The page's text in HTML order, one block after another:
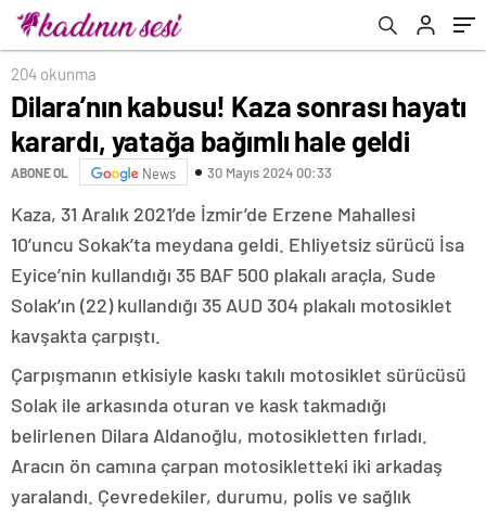
204 okunma
Dilara’nın kabusu! Kaza sonrası hayatı
karardı, yatağa bağımlı hale geldi
ABONE OL News 30 Mayıs 2024 00:33
Kaza, 31 Aralık 2021’de İzmir’de Erzene Mahallesi
10’uncu Sokak’ta meydana geldi. Ehliyetsiz sürücü İsa
Eyice’nin kullandığı 35 BAF 500 plakalı araçla, Sude
Solak’ın (22) kullandığı 35 AUD 304 plakalı motosiklet
kavşakta çarpıştı.
Çarpışmanın etkisiyle kaskı takılı motosiklet sürücüsü
Solak ile arkasında oturan ve kask takmadığı
belirlenen Dilara Aldanoğlu, motosikletten fırladı.
Aracın ön camına çarpan motosikletteki iki arkadaş
yaralandı. Çevredekiler, durumu, polis ve sağlık